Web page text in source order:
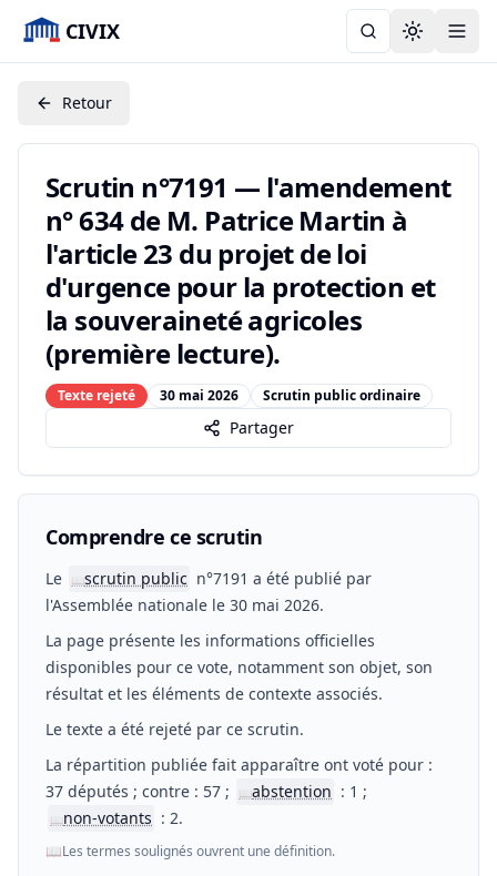
CIVIX Toggle
Retour
Scrutin n°7191 — l'amendement
n° 634 de M. Patrice Martin à
l'article 23 du projet de loi
d'urgence pour la protection et
la souveraineté agricoles
(première lecture).
Texte rejeté 30 mai 2026 Scrutin public ordinaire
Partager
Comprendre ce scrutin
Le 📖scrutin public n°7191 a été publié par
l'Assemblée nationale le 30 mai 2026.
La page présente les informations officielles
disponibles pour ce vote, notamment son objet, son
résultat et les éléments de contexte associés.
Le texte a été rejeté par ce scrutin.
La répartition publiée fait apparaître ont voté pour :
37 députés ; contre : 57 ;
📖abstention : 1 ;
📖non-votants : 2.
📖Les termes soulignés ouvrent une définition.